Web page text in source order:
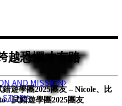
AND MISSION
越恐懼才有路
遊學團2025團友 – Nicole、比
試錯遊學團2025團友